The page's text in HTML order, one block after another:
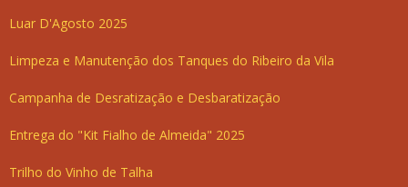
Luar D'Agosto 2025
Limpeza e Manutenção dos Tanques do Ribeiro da Vila
Campanha de Desratização e Desbaratização
Entrega do "Kit Fialho de Almeida" 2025
Trilho do Vinho de Talha